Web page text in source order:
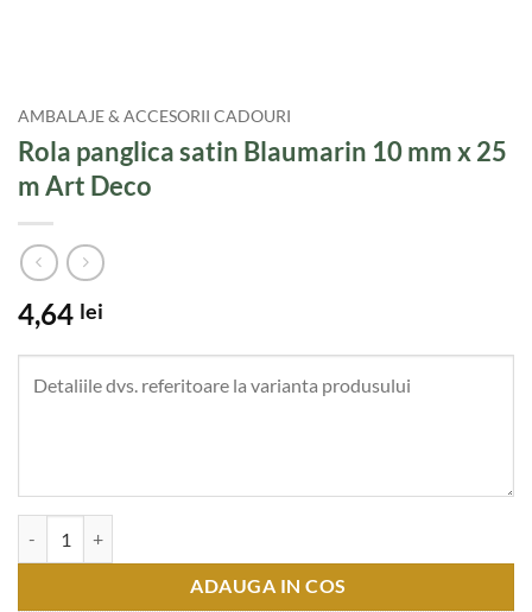
AMBALAJE & ACCESORII CADOURI
Rola panglica satin Blaumarin 10 mm x 25
m Art Deco
4,64 lei
ADAUGA IN COS